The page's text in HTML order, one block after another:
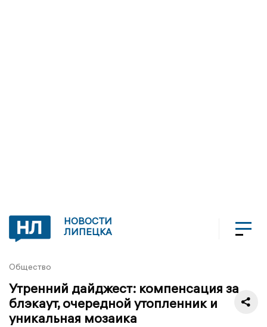
НОВОСТИ
ЛИПЕЦКА
Общество
Утренний дайджест: компенсация за
блэкаут, очередной утопленник и
уникальная мозаика